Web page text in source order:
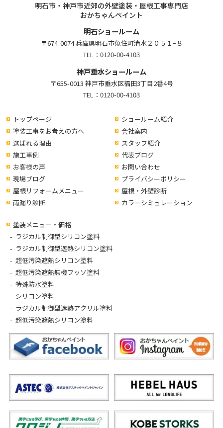
明石市・神戸市近郊の外壁塗装・屋根工事専門店
おかちゃんペイント
明石ショールーム
〒674-0074 兵庫県明石市魚住町清水２０５１−８
TEL： 0120-00-4103
神戸垂水ショールーム
〒655-0013 神戸市垂水区福田3丁目2番4号
TEL： 0120-00-4103
トップページ
塗装工事をお考えの方へ
選ばれる理由
ショールーム紹介
会社案内
スタッフ紹介
施工事例
お客様の声
現場ブログ
代表ブログ
お問い合わせ
プライバシーポリシー
屋根リフォームメニュー
雨漏り診断
屋根・外壁診断
カラーシミュレーション
塗装メニュー・価格
ラジカル制御型シリコン塗料
ラジカル制御型遮熱シリコン塗料
超低汚染遮熱シリコン塗料
超低汚染遮熱無機フッソ塗料
特殊防水塗料
シリコン塗料
ラジカル制御型遮熱アクリル塗料
超低汚染遮熱シリコン塗料